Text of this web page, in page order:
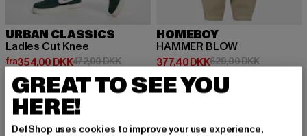
URBAN CLASSICS
Ladies Cut Knee
fra354,00 DKK
Nuværende pris: Fra 354,00 DKK
472,00 DKKKampagnepris: 472,00 DKK
HOMEBOY
HAMMER BLOW
377,40 DKK
Nuværende pris: 377,40 DKK
629,00 DKK
-50%
GREAT TO SEE YOU
HERE!
DefShop uses cookies to improve your use experience,